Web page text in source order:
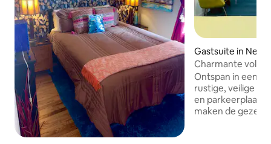
Gastsuite in
Charmante
privégastsuite
Ontspan in een
rustige, veilige
en parkeerplaats
maken de